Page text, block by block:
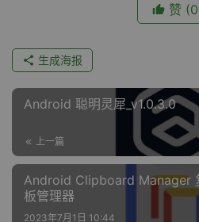
赞
生成海报
Android 聪明灵犀_v1.0.3.0
上一篇
Android Clipboard Manager
板管理器
2023年7月1日 10:44